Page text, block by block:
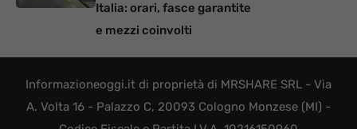
Italia: orari, fasce garantite
e mezzi coinvolti
Informazioneoggi.it di proprietà di MRSHARE SRL - Via
A. Volta 16 - Palazzo C, 20093 Cologno Monzese (MI) -